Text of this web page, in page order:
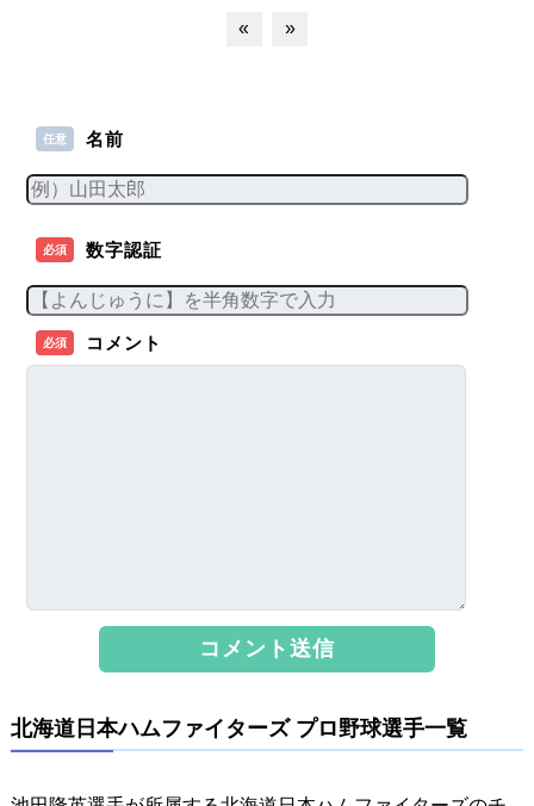
« »
任意 名前
必須 数字認証
必須 コメント
北海道日本ハムファイターズ プロ野球選手一覧